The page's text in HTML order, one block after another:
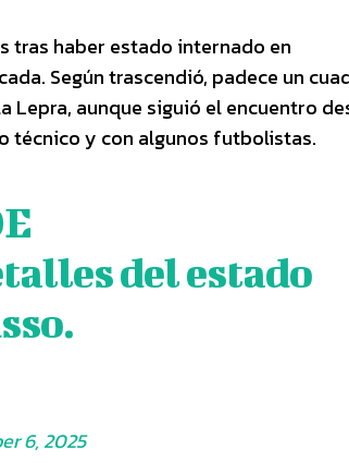
tras haber estado internado en
Según trascendió, padece un
aunque siguió el encuentro
técnico y con algunos futbolistas.
del estado
6, 2025